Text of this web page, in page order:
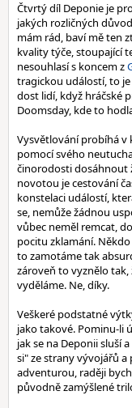
Čtvrtý díl Deponie je
jakých rozličných
mám rád, baví mě ten
kvality týče, stoupající
nesouhlasí s koncem z
tragickou událostí, to
dost lidí, když hráčské
Doomsday, kde to
Vysvětlování probíhá v
pomocí svého
činorodosti dosáhnout
novotou je cestování
konstelaci událostí,
se, nemůže žádnou
vůbec neměl remcat,
pocitu zklamání.
to zamotáme tak
zároveň to vyznělo tak,
vyděláme. Ne, díky.
Veškeré podstatné
jako takové. Pominu-li
jak se na Deponii sluší
si" ze strany vývojářů
adventurou, raději
původně zamýšlené